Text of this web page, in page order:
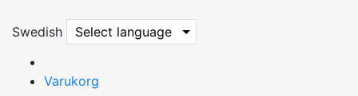
Swedish Select language
Varukorg